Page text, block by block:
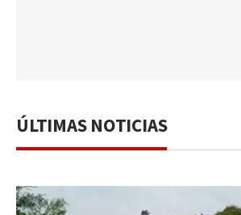
ÚLTIMAS NOTICIAS